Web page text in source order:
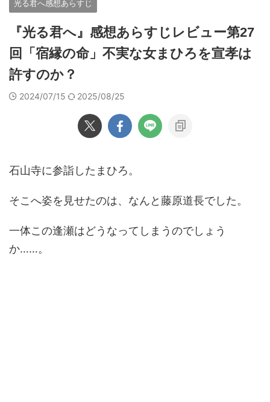
光る君へ感想あらすじ
『光る君へ』感想あらすじレビュー第27
回「宿縁の命」不実な女まひろを宣孝は
許すのか？
2024/07/15 2025/08/25
石山寺に参詣したまひろ。
そこへ姿を見せたのは、なんと藤原道長でした。
一体この逢瀬はどうなってしまうのでしょう
か……。